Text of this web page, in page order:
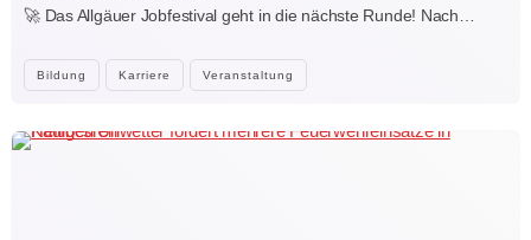
Bildung Karriere Veranstaltung
🚀 Das Allgäuer Jobfestival geht in die nächste Runde! Nach…